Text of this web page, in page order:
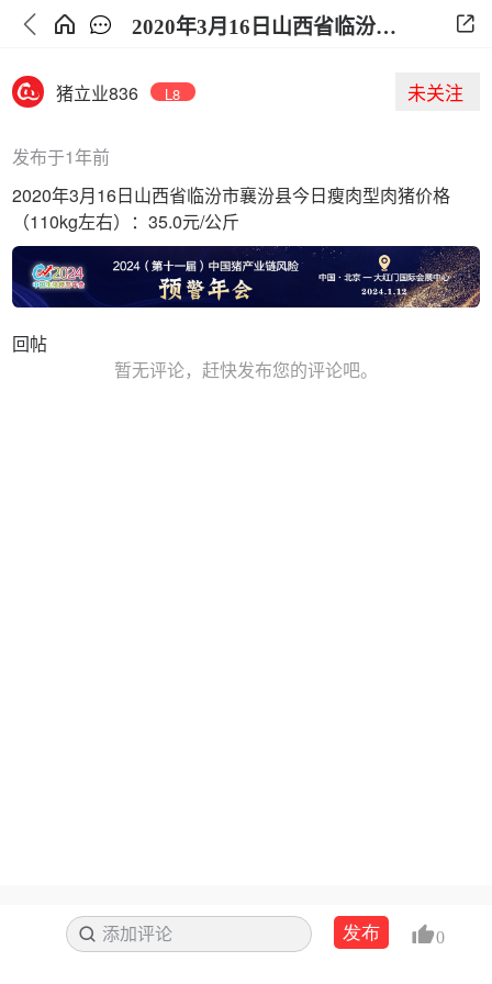
2020年3月16日山西省临汾市襄汾县今日生猪价格
猪立业836 L8 未关注
发布于1年前
2020年3月16日山西省临汾市襄汾县今日瘦肉型肉猪价格
（110kg左右）：35.0元/公斤
回帖
暂无评论，赶快发布您的评论吧。
添加评论 搜索发布 0